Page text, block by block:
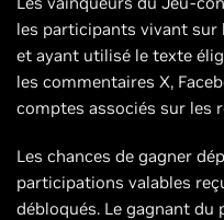
les participants vivant sur
et ayant utilisé le texte
les commentaires X,
comptes associés sur les
Les chances de gagner
participations valables
débloqués. Le gagnant